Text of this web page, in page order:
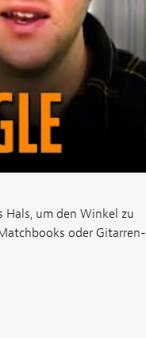
um den Winkel zu
oder Gitarren-